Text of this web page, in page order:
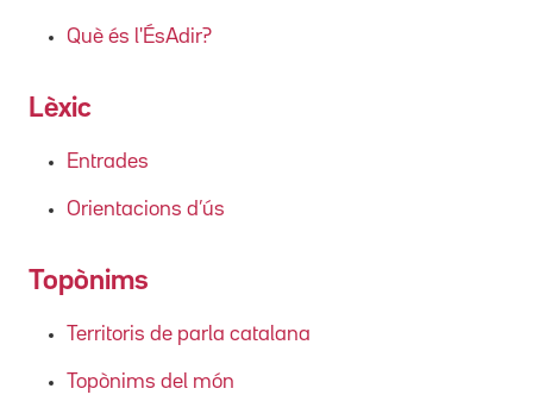
Què és l'ÉsAdir?
Lèxic
Entrades
Orientacions d’ús
Topònims
Territoris de parla catalana
Topònims del món